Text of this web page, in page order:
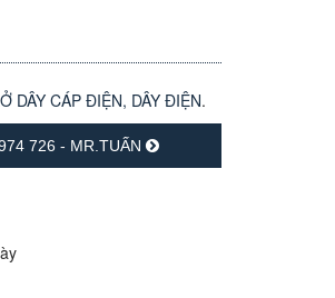
DÂY CÁP ĐIỆN, DÂY ĐIỆN.
726 - MR.TUẤN